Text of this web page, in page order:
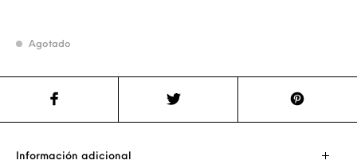
Agotado
Información adicional